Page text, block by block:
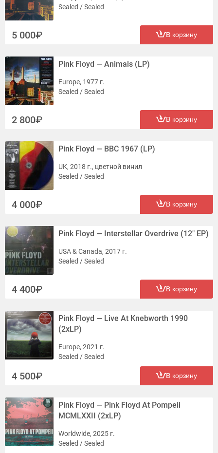
Sealed / Sealed
5 000 В корзину
Pink Floyd — Animals (LP)
Europe, 1977 г.
Sealed / Sealed
2 800 В корзину
Pink Floyd — BBC 1967 (LP)
UK, 2018 г., цветной винил
Sealed / Sealed
4 000 В корзину
Pink Floyd — Interstellar Overdrive (12" EP)
USA & Canada, 2017 г.
Sealed / Sealed
4 400 В корзину
Pink Floyd — Live At Knebworth 1990
(2xLP)
Europe, 2021 г.
Sealed / Sealed
4 500 В корзину
Pink Floyd — Pink Floyd At Pompeii
MCMLXXII (2xLP)
Worldwide, 2025 г.
Sealed / Sealed